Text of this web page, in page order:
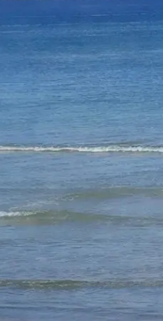
–
Sie sich eine
feinstem Sandstrand,
Wohnen Sie im
und genießen
auf höchstem
Wochenende
Energie.
Swinemünde,Usedom
Abendessen,Busfahrt,
Übernachtung im Hotel
399,00